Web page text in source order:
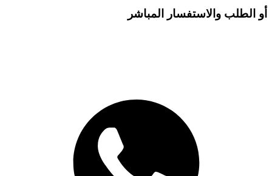
أو الطلب والاستفسار المباشر